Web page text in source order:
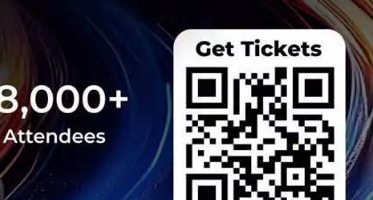
Gateway
ยในปี 2030
ดบุคลากรที่
วมทั้งยังผลัก
รขับเคลื่อน
หมุนเวียน
นภาคสังคม